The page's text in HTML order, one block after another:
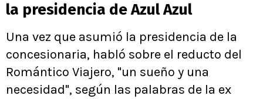
la presidencia de Azul Azul
Una vez que asumió la presidencia de la
concesionaria, habló sobre el reducto del
Romántico Viajero, "un sueño y una
necesidad", según las palabras de la ex